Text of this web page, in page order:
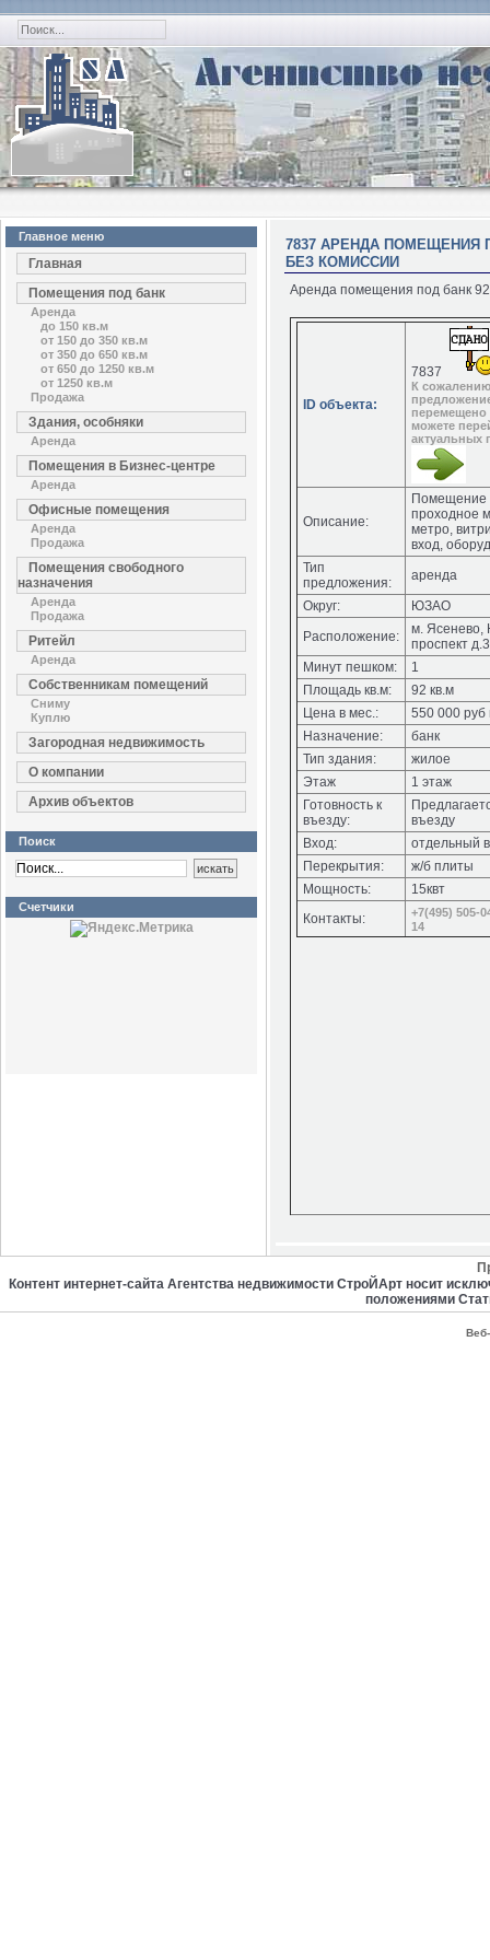
Главное меню
Главная
Помещения под банк
Аренда
до 150 кв.м
от 150 до 350 кв.м
от 350 до 650 кв.м
от 650 до 1250 кв.м
от 1250 кв.м
Продажа
Здания, особняки
Аренда
Помещения в Бизнес-центре
Аренда
Офисные помещения
Аренда
Продажа
Помещения свободного
назначения
Аренда
Продажа
Ритейл
Аренда
Собственникам помещений
Сниму
Куплю
Загородная недвижимость
О компании
Архив объектов
Поиск
Счетчики
7837 АРЕНДА ПОМЕЩЕНИЯ
БЕЗ КОМИССИИ
Аренда помещения под банк
ID объекта:
7837
К
можете
актуальных
Описание:
Помещение
проходное
метро,
вход,
Тип
предложения:
аренда
Округ:
ЮЗАО
Расположение:
м. Ясенево,
проспект
Минут пешком:
1
Площадь кв.м:
92 кв.м
Цена в мес.:
550 000 руб
Назначение:
банк
Тип здания:
жилое
Этаж
1 этаж
Готовность к
въезду:
въезду
Вход:
отдельный
Перекрытия:
ж/б плиты
Мощность:
15квт
Контакты:
+7(495) 505-
14
Контент интернет-сайта Агентства недвижимости СтроЙАрт носит
положениями